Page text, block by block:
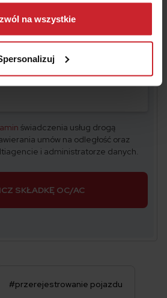
temat tego, kim jesteśmy, jak
i w jaki sposób
w ramachPolityki
na wszystkie
pojazdu
pojazdu
świadczenia usług drogą
umów na odległość oraz
i administratorze danych.
SKŁADKĘ OC/AC
#przerejestrowanie pojazdu